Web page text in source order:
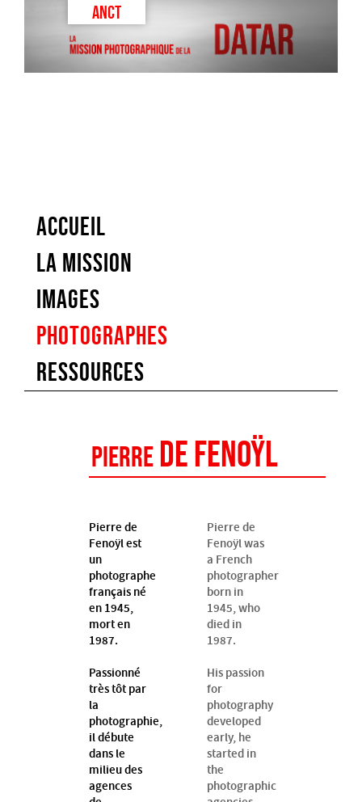
ANCT
ACCUEIL
LA MISSION
IMAGES
PHOTOGRAPHES
RESSOURCES
PierreDe Fenoÿl
Pierre de
Fenoÿl est
un
photographe
français né
en 1945,
mort en
1987.
Passionné
très tôt par
la
photographie,
il débute
dans le
milieu des
agences
Pierre de
Fenoÿl was
a French
photographer
born in
1945, who
died in
1987.
His passion
for
photography
developed
early, he
started in
the
photographic